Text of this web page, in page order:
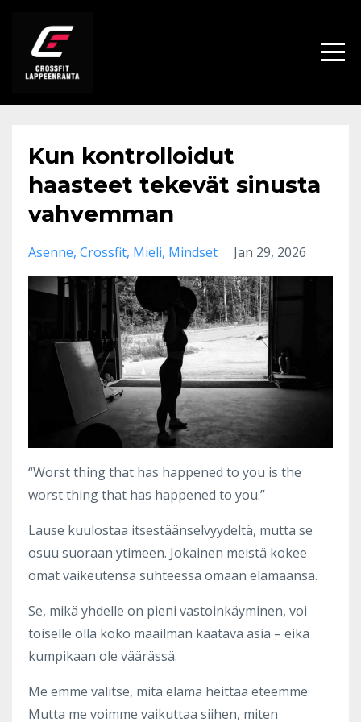
Kun kontrolloidut
haasteet tekevät sinusta
vahvemman
Asenne Crossfit Mieli Mindset Jan 29, 2026
“Worst thing that has happened to you is the
worst thing that has happened to you.”
Lause kuulostaa itsestäänselvyydeltä, mutta se
osuu suoraan ytimeen. Jokainen meistä kokee
omat vaikeutensa suhteessa omaan elämäänsä.
Se, mikä yhdelle on pieni vastoinkäyminen, voi
toiselle olla koko maailman kaatava asia – eikä
kumpikaan ole väärässä.
Me emme valitse, mitä elämä heittää eteemme.
Mutta me voimme vaikuttaa siihen, miten